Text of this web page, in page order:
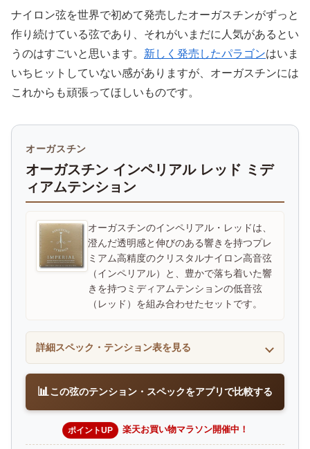
ナイロン弦を世界で初めて発売したオーガスチンがずっと
作り続けている弦であり、それがいまだに人気があるとい
うのはすごいと思います。 新しく発売したパラゴンはいま
いちヒットしていない感がありますが、オーガスチンには
これからも頑張ってほしいものです。
オーガスチン
オーガスチン インペリアル レッド ミデ
ィアムテンション
オーガスチンのインペリアル・レッドは、
澄んだ透明感と伸びのある響きを持つプレ
ミアム高精度のクリスタルナイロン高音弦
（インペリアル）と、豊かで落ち着いた響
きを持つミディアムテンションの低音弦
（レッド）を組み合わせたセットです。
詳細スペック・テンション表を見る
📊この弦のテンション・スペックをアプリで比較する
ポイントUP 楽天お買い物マラソン開催中！